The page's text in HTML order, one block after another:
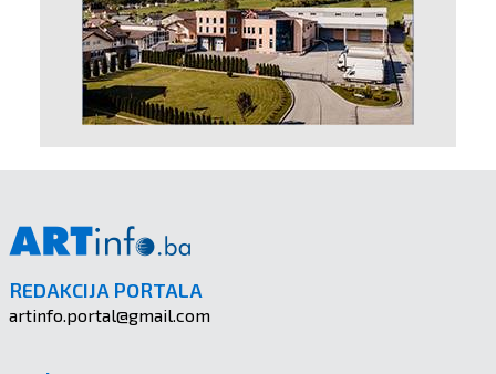
REDAKCIJA PORTALA
artinfo.portal@gmail.com